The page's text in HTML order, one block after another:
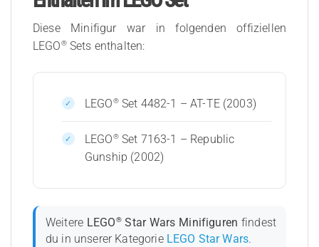
Diese Minifigur war in folgenden offiziellen
LEGO®Sets enthalten:
LEGO®Set 4482-1 – AT-TE (2003)
LEGO®Set 7163-1 – Republic
Gunship (2002)
Weitere LEGO®Star Wars Minifiguren findest
du in unserer Kategorie LEGO Star Wars.